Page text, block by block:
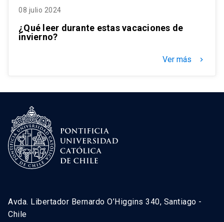
08 julio 2024
¿Qué leer durante estas vacaciones de
invierno?
Ver más keyboard_arrow_right
Avda. Libertador Bernardo O’Higgins 340, Santiago -
Chile